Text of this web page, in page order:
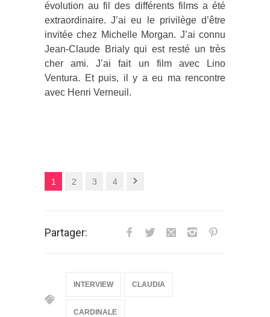
évolution au fil des différents films a été
extraordinaire. J’ai eu le privilège d’être
invitée chez Michelle Morgan. J’ai connu
Jean-Claude Brialy qui est resté un très
cher ami. J’ai fait un film avec Lino
Ventura. Et puis, il y a eu ma rencontre
avec Henri Verneuil.
1 2 3 4
Partager:
INTERVIEW CLAUDIA
CARDINALE